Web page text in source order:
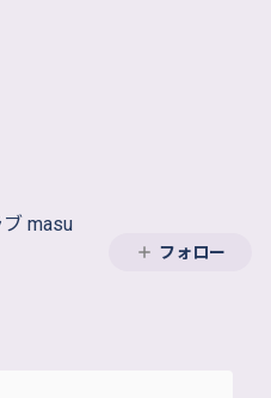
masu
フォロー